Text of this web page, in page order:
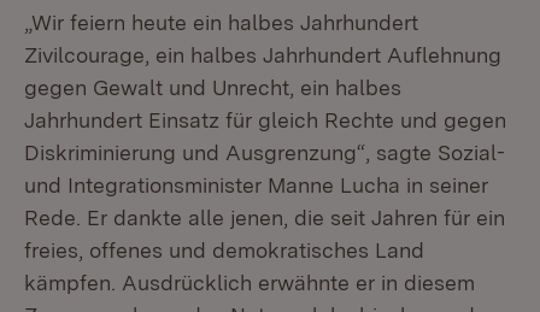
„Wir feiern heute ein halbes Jahrhundert
Zivilcourage, ein halbes Jahrhundert Auflehnung
gegen Gewalt und Unrecht, ein halbes
Jahrhundert Einsatz für gleich Rechte und gegen
Diskriminierung und Ausgrenzung“, sagte Sozial-
und Integrationsminister Manne Lucha in seiner
Rede. Er dankte alle jenen, die seit Jahren für ein
freies, offenes und demokratisches Land
kämpfen. Ausdrücklich erwähnte er in diesem